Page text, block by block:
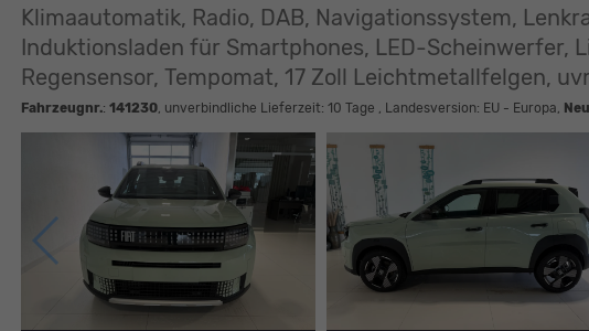
Klimaautomatik, Radio, DAB, Navigationssystem,
Induktionsladen für Smartphones, LED-Scheinwerfer,
Regensensor, Tempomat, 17 Zoll Leichtmetallfelgen,
Fahrzeugnr.: 141230, unverbindliche Lieferzeit: 10 Tage , Landesversion: EU - Europa,